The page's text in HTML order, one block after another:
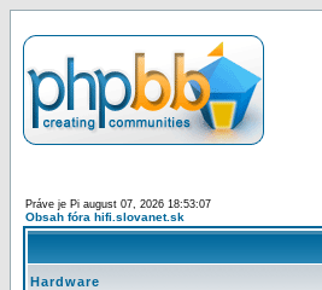
Práve je Pi august 07, 2026 18:53:07
Obsah fóra hifi.slovanet.sk
Hardware